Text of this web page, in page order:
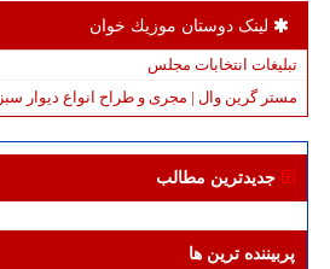
لینک دوستان موزیك خوان
تبلیغات انتخابات مجلس
مستر گرین وال | مجری و طراح انواع دیوار سبز
جدیدترین مطالب
پربیننده ترین ها